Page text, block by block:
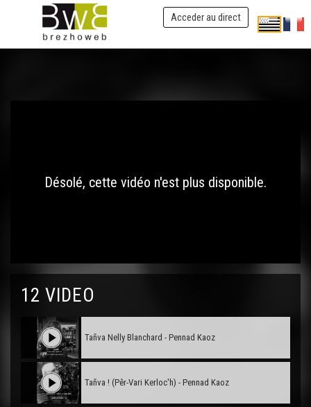
Acceder au direct
Désolé, cette vidéo n'est plus disponible.
12 VIDEO
Tañva Nelly Blanchard - Pennad Kaoz
Tañva ! (Pêr-Vari Kerloc'h) - Pennad Kaoz